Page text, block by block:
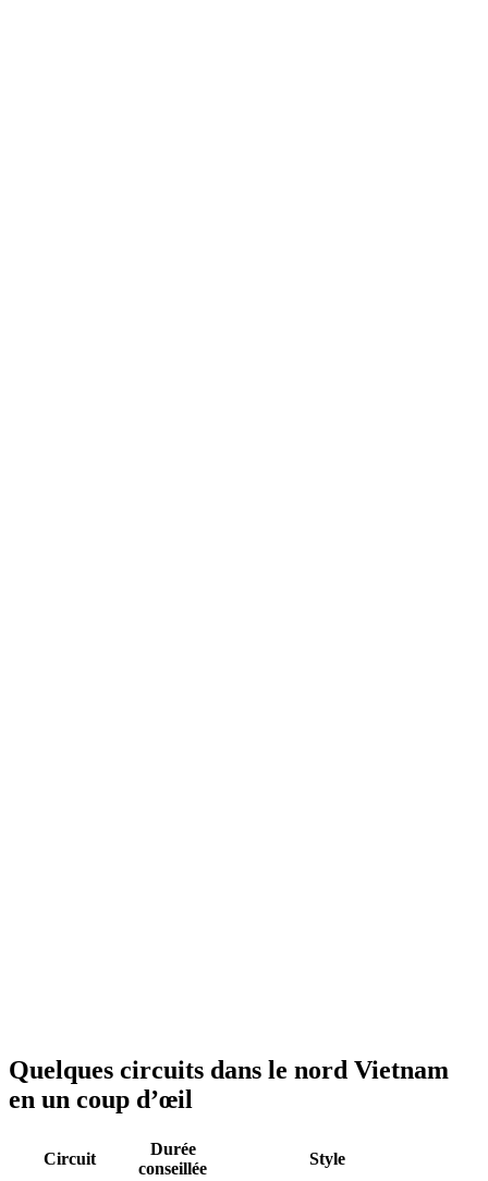
Quelques circuits dans le nord Vietnam
en un coup d’œil
Circuit
Durée
conseillée
Style